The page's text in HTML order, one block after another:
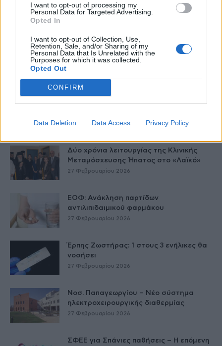
I want to opt-out of processing my
Personal Data for Targeted Advertising.
Opted In
I want to opt-out of Collection, Use,
Retention, Sale, and/or Sharing of my
Personal Data that Is Unrelated with the
Purposes for which it was collected.
Opted Out
CONFIRM
Data Deletion Data Access Privacy Policy
Δείτε Ακόμη
Γεωργιάδης: Πολλαπλά οφέλη από τη
συνεργασία δημοσίου και ιδιωτικού
Παράρτημα του Παίδων “Αγία Σοφία”
27 Φεβρουαρίου 2026
Δύο χρόνια λειτουργίας της Κλινικής
Μεταμόσχευσης Ήπατος στο «Λαϊκό»
27 Φεβρουαρίου 2026
ΕΟΦ: Ανάκληση παρτίδων
αντιλιπιδαιμικού φαρμάκου
27 Φεβρουαρίου 2026
Έρπης Ζωστήρας: 1 στους 3 ενήλικες θα
νοσήσει
27 Φεβρουαρίου 2026
Νοσ. Παπαγεωργίου – Νέο σύστημα
ηλεκτροχειρουργικής διαθερμίας
27 Φεβρουαρίου 2026
ΣΦΕΕ για Σπάνιες παθήσεις – Η επόμενη